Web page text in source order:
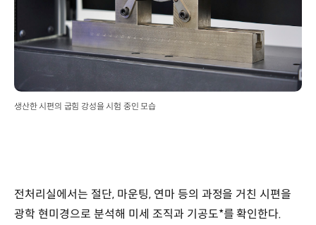
생산한 시편의 굽힘 강성을 시험 중인 모습
전처리실에서는 절단, 마운팅, 연마 등의 과정을 거친 시편을
광학 현미경으로 분석해 미세 조직과 기공도*를 확인한다.